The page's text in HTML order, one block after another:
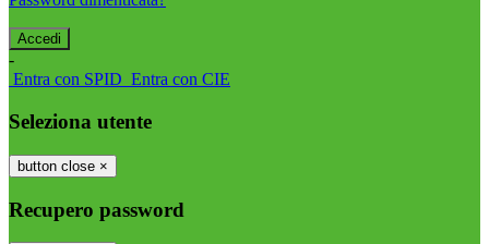
-
Entra con SPID Entra con CIE
Seleziona utente
button close ×
Recupero password